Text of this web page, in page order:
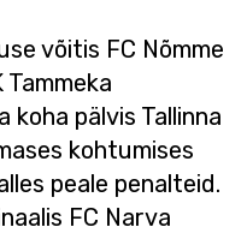
võitis FC Nõmme
koha pälvis Tallinna
kohtumises
peale penalteid.
FC Narva